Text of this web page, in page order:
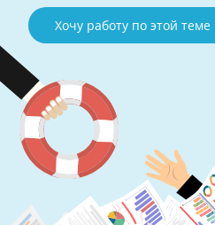
Хочу работу по этой теме